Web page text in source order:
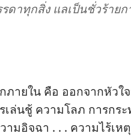
ดาทุกสิ่ง แลเป็นชั่วร้ายก
ภายใน คือ ออกจากหัวใจ
เล่นชู้ ความโลภ การกระ
ามอิจฉา . . . ความไร้เหตุ